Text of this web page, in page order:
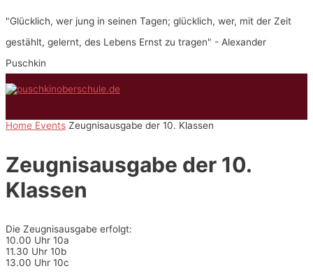
Inhalt
"Glücklich, wer jung in seinen Tagen; glücklich, wer, mit der Zeit
gestählt, gelernt, des Lebens Ernst zu tragen" - Alexander
Puschkin
Home Events Zeugnisausgabe der 10. Klassen
Zeugnisausgabe der 10.
Klassen
Die Zeugnisausgabe erfolgt:
10.00 Uhr 10a
11.30 Uhr 10b
13.00 Uhr 10c